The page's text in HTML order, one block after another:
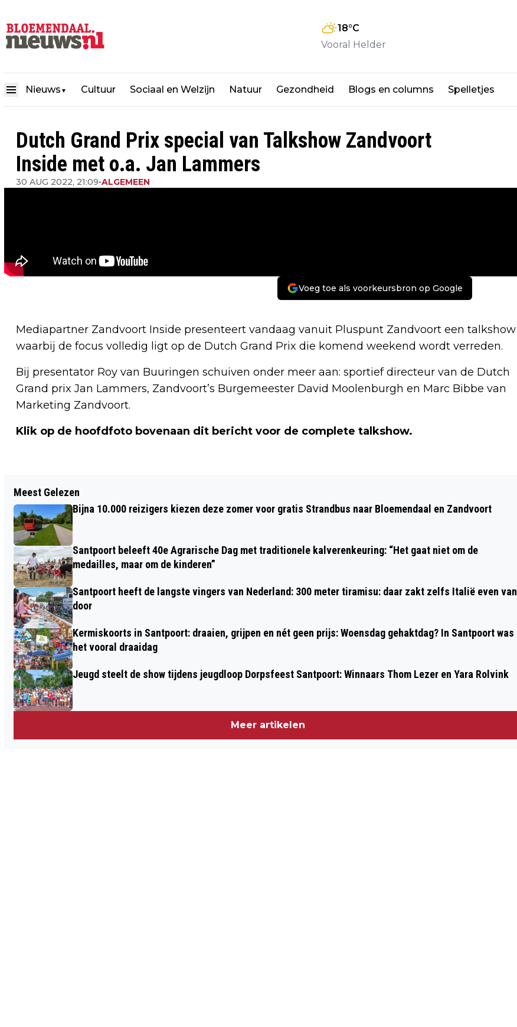
18°C
Vooral Helder
Nieuws ▼ Cultuur Sociaal en Welzijn Natuur Gezondheid Blogs en columns Spelletjes
Dutch Grand Prix special van Talkshow Zandvoort
Inside met o.a. Jan Lammers
30 AUG 2022, 21:09•ALGEMEEN
Voeg toe als voorkeursbron op Google
Mediapartner Zandvoort Inside presenteert vandaag vanuit Pluspunt Zandvoort een talkshow
waarbij de focus volledig ligt op de Dutch Grand Prix die komend weekend wordt verreden.
Bij presentator Roy van Buuringen schuiven onder meer aan: sportief directeur van de Dutch
Grand prix Jan Lammers, Zandvoort’s Burgemeester David Moolenburgh en Marc Bibbe van
Marketing Zandvoort.
Klik op de hoofdfoto bovenaan dit bericht voor de complete talkshow.
ONTHULLING RED BULL-RACEAUTO OP
HET BADHUISPLEIN ZANDVOORT
STATION ZANDVOORT – CIRCUIT
Meest Gelezen
Bijna 10.000 reizigers kiezen deze zomer voor gratis Strandbus naar Bloemendaal en Zandvoort
Santpoort beleeft 40e Agrarische Dag met traditionele kalverenkeuring: “Het gaat niet om de
medailles, maar om de kinderen”
Santpoort heeft de langste vingers van Nederland: 300 meter tiramisu: daar zakt zelfs Italië even van
door
Kermiskoorts in Santpoort: draaien, grijpen en nét geen prijs: Woensdag gehaktdag? In Santpoort was
het vooral draaidag
Jeugd steelt de show tijdens jeugdloop Dorpsfeest Santpoort: Winnaars Thom Lezer en Yara Rolvink
Meer artikelen